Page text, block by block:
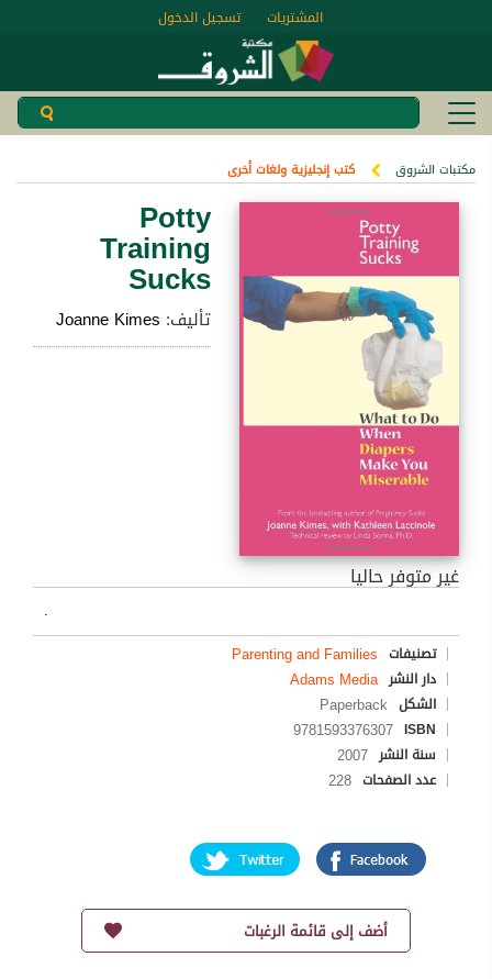
تسجيل الدخول المشتريات
مكتبات الشروق كتب إنجليزية ولغات أخرى
Potty
Training
Sucks
تأليف: Joanne Kimes
غير متوفر حاليا
.
تصنيفات Parenting and Families
دار النشر Adams Media
الشكل Paperback
ISBN
9781593376307
سنة النشر 2007
عدد الصفحات 228
أضف إلى قائمة الرغبات